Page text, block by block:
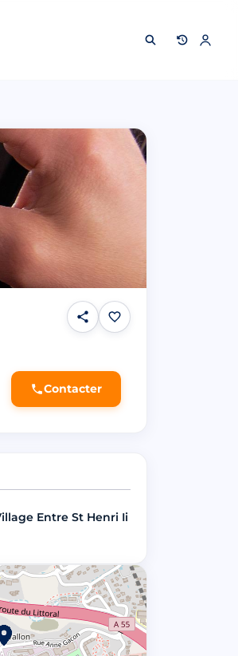
Contacter
Entre St Henri Ii